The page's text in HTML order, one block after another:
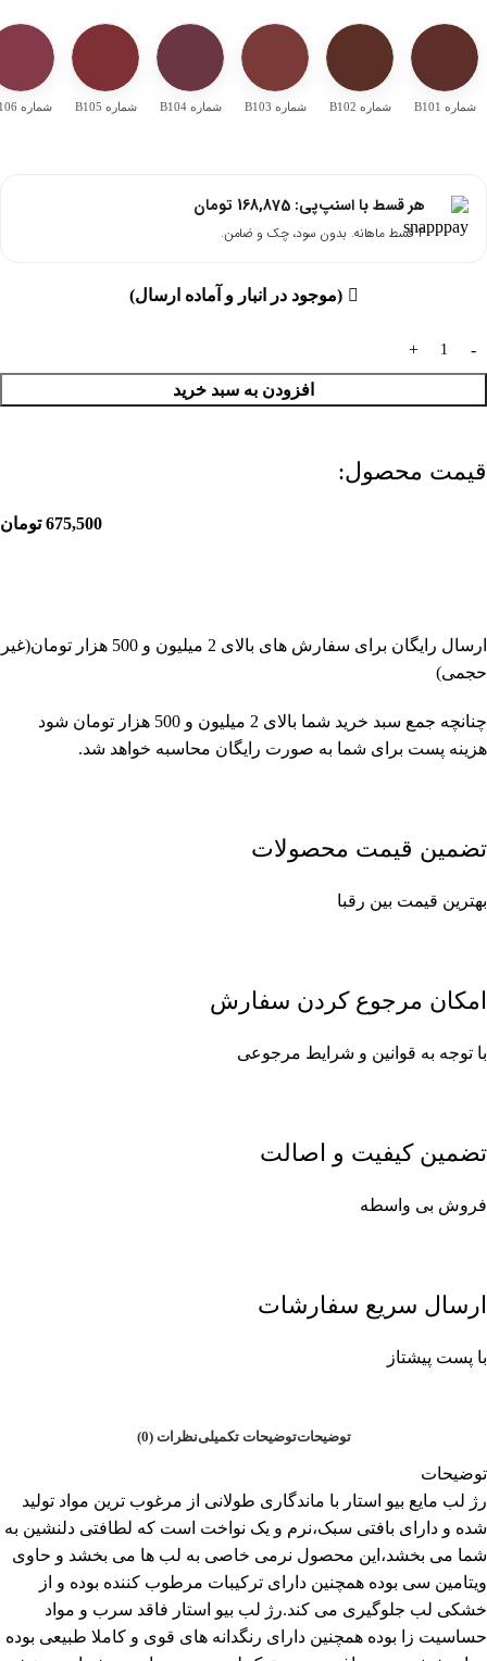
شماره B101 شماره B102 شماره B103 شماره B104 شماره B105 شماره B106
هر قسط با اسنپ‌پی: 168,875 تومان
۴ قسط ماهانه. بدون سود، چک و ضامن.
(موجود در انبار و آماده ارسال)
افزودن به سبد خرید
قیمت محصول:​
675,500 تومان
ارسال رایگان برای سفارش های بالای 2 میلیون و 500 هزار تومان(غیر
حجمی)
چنانچه جمع سبد خرید شما بالای 2 میلیون و 500 هزار تومان شود
هزینه پست برای شما به صورت رایگان محاسبه خواهد شد.
تضمین قیمت محصولات
بهترین قیمت بین رقبا
امکان مرجوع کردن سفارش
با توجه به قوانین و شرایط مرجوعی
تضمین کیفیت و اصالت
فروش بی واسطه
ارسال سریع سفارشات
با پست پیشتاز
توضیحاتتوضیحات تکمیلینظرات (0)
توضیحات
رژ لب مایع بیو استار با ماندگاری طولانی از مرغوب ترین مواد تولید
شده و دارای بافتی سبک،نرم و یک نواخت است که لطافتی دلنشین به
شما می بخشد،این محصول نرمی خاصی به لب ها می بخشد و حاوی
ویتامین سی بوده همچنین دارای ترکیبات مرطوب کننده بوده و از
خشکی لب جلوگیری می کند.رژ لب بیو استار فاقد سرب و مواد
حساسیت زا بوده همچنین دارای رنگدانه های قوی و کاملا طبیعی بوده